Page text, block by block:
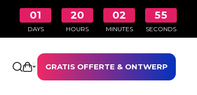
01
DAYS
20
HOURS
02
MINUTES
54
SECONDS
Winkelwagen openen
GRATIS OFFERTE & ONTWERP